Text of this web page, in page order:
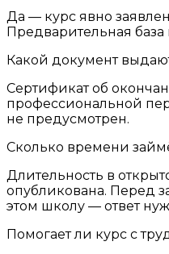
Да — курс явно заявлен
Предварительная база
Какой документ
Сертификат об
профессиональной
не предусмотрен.
Сколько времени
Длительность в
опубликована. Перед
этом школу — ответ
Помогает ли курс с